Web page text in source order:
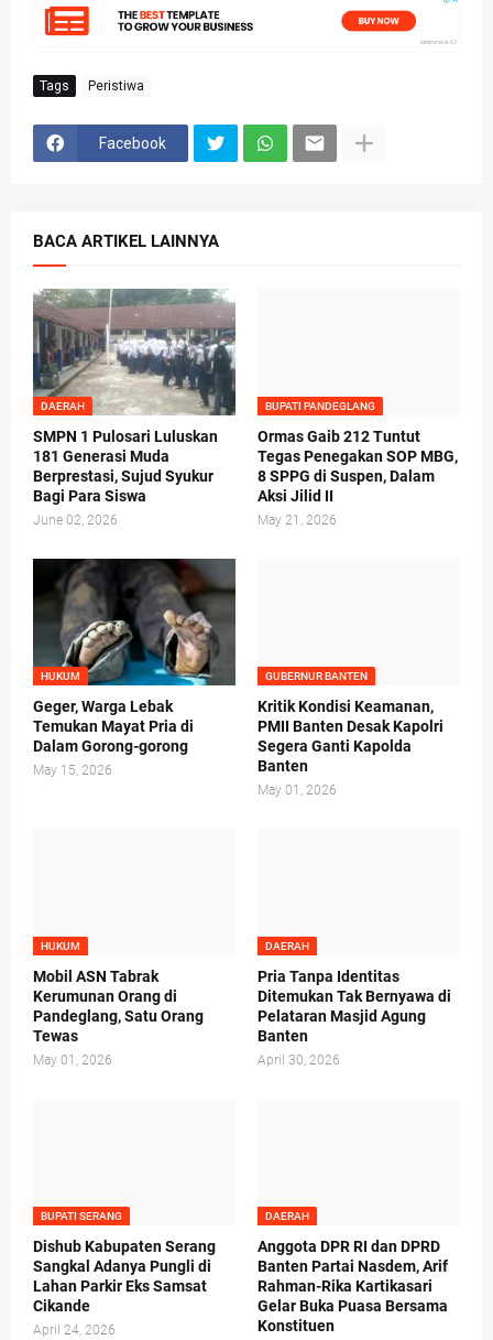
Tags Peristiwa
Facebook
BACA ARTIKEL LAINNYA
DAERAH
SMPN 1 Pulosari Luluskan
181 Generasi Muda
Berprestasi, Sujud Syukur
Bagi Para Siswa
June 02, 2026
BUPATI PANDEGLANG
Ormas Gaib 212 Tuntut
Tegas Penegakan SOP MBG,
8 SPPG di Suspen, Dalam
Aksi Jilid II
May 21, 2026
HUKUM
Geger, Warga Lebak
Temukan Mayat Pria di
Dalam Gorong-gorong
May 15, 2026
GUBERNUR BANTEN
Kritik Kondisi Keamanan,
PMII Banten Desak Kapolri
Segera Ganti Kapolda
Banten
May 01, 2026
HUKUM
Mobil ASN Tabrak
Kerumunan Orang di
Pandeglang, Satu Orang
Tewas
May 01, 2026
DAERAH
Pria Tanpa Identitas
Ditemukan Tak Bernyawa di
Pelataran Masjid Agung
Banten
April 30, 2026
BUPATI SERANG
Dishub Kabupaten Serang
Sangkal Adanya Pungli di
Lahan Parkir Eks Samsat
Cikande
April 24, 2026
DAERAH
Anggota DPR RI dan DPRD
Banten Partai Nasdem, Arif
Rahman-Rika Kartikasari
Gelar Buka Puasa Bersama
Konstituen